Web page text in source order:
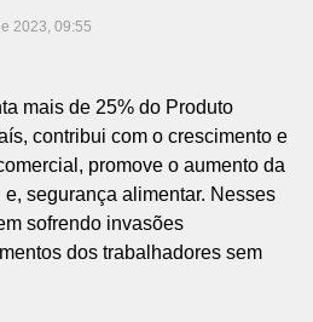
2023, 09:55
mais de 25% do Produto
contribui com o crescimento e
promove o aumento da
segurança alimentar. Nesses
sofrendo invasões
dos trabalhadores sem